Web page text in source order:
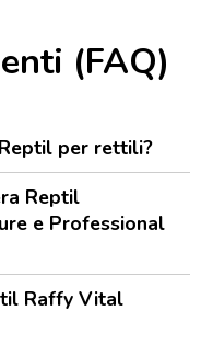
(FAQ)
per rettili?
Reptil
e Professional
Raffy Vital